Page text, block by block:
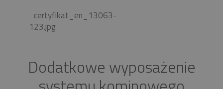
certyfikat_en_13063-
123.jpg
Dodatkowe wyposażenie